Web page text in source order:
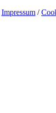
Impressum /